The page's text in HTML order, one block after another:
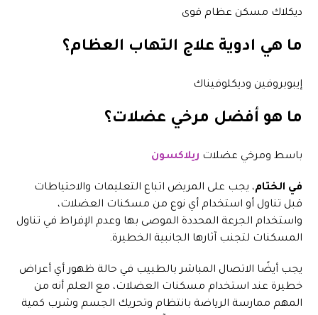
ديكلاك مسكن عظام قوى
ما هي ادوية علاج التهاب العظام؟
إيبوبروفين وديكلوفيناك
ما هو أفضل مرخي عضلات؟
باسط ومرخي عضلات ريلاكسون
في الختام، يجب على المريض اتباع التعليمات والاحتياطات
قبل تناول أو استخدام أي نوع من مسكنات العضلات،
واستخدام الجرعة المحددة الموصى بها وعدم الإفراط في تناول
المسكنات لتجنب آثارها الجانبية الخطيرة.
يجب أيضًا الاتصال المباشر بالطبيب في حالة ظهور أي أعراض
خطيرة عند استخدام مسكنات العضلات، مع العلم أنه من
المهم ممارسة الرياضة بانتظام وتحريك الجسم وشرب كمية